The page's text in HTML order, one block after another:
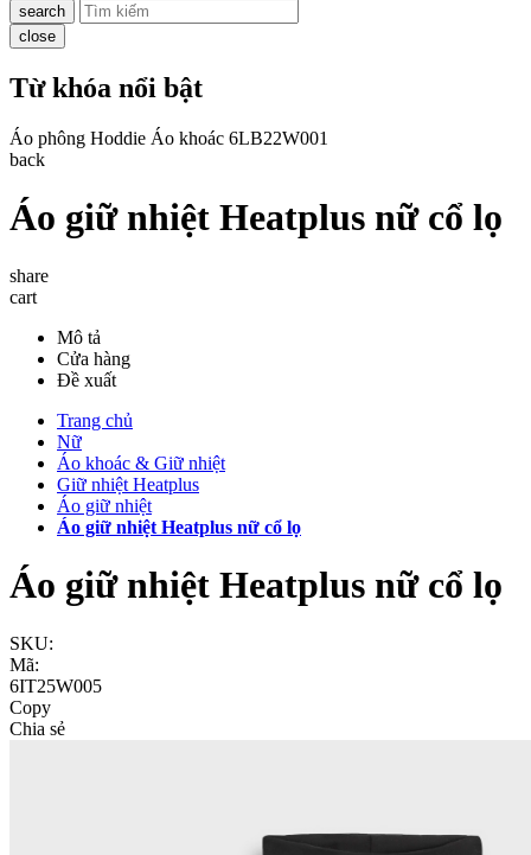
search
close
Từ khóa nổi bật
Áo phông Hoddie Áo khoác 6LB22W001
back
Áo giữ nhiệt Heatplus nữ cổ lọ
share
cart
Mô tả
Cửa hàng
Đề xuất
Trang chủ
Nữ
Áo khoác & Giữ nhiệt
Giữ nhiệt Heatplus
Áo giữ nhiệt
Áo giữ nhiệt Heatplus nữ cổ lọ
Áo giữ nhiệt Heatplus nữ cổ lọ
SKU:
Mã:
6IT25W005
Copy
Chia sẻ